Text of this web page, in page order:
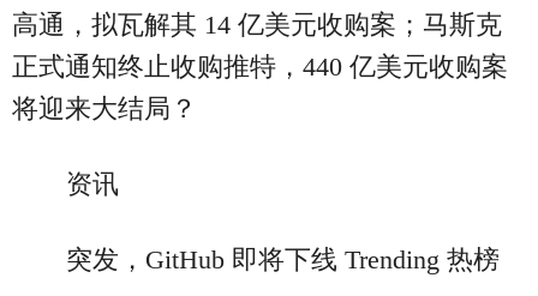
高通，拟瓦解其 14 亿美元收购案；马斯克
正式通知终止收购推特，440 亿美元收购案
将迎来大结局？
资讯
突发，GitHub 即将下线 Trending 热榜